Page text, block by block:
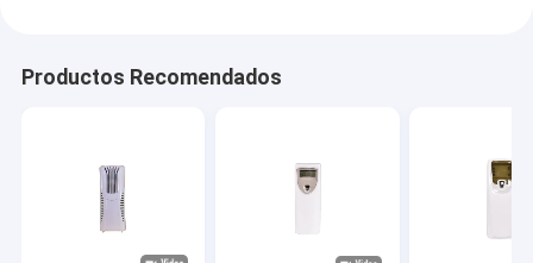
Productos Recomendados